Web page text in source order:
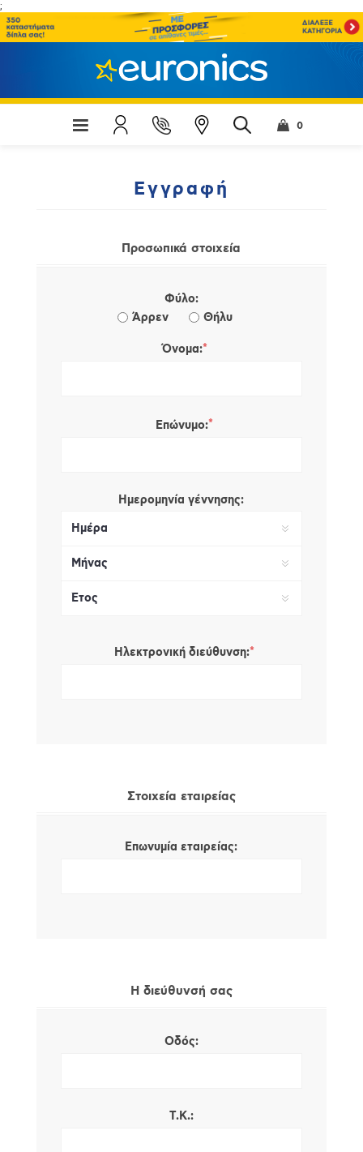
;
0
Εγγραφή
Προσωπικά στοιχεία
Φύλο:
Άρρεν
Θήλυ
Όνομα:*
Επώνυμο:*
Ημερομηνία γέννησης:
Ηλεκτρονική διεύθυνση:*
Στοιχεία εταιρείας
Επωνυμία εταιρείας:
Η διεύθυνσή σας
Οδός:
Τ.Κ.: